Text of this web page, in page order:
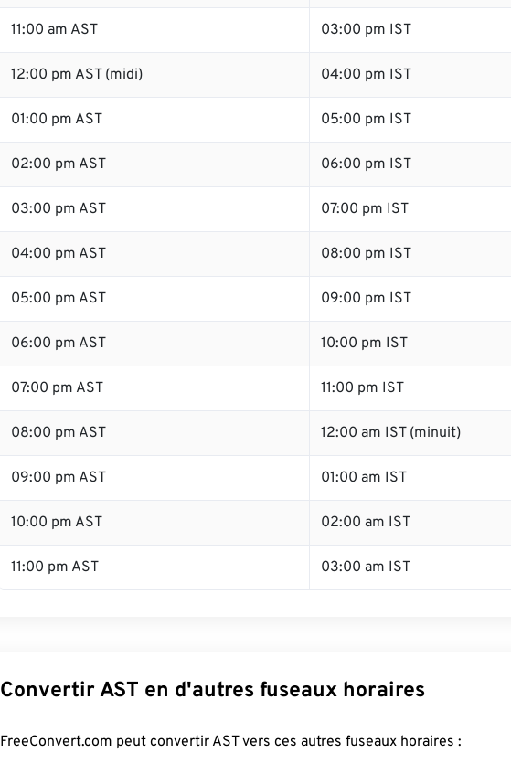
11:00 am AST 03:00 pm IST
12:00 pm AST (midi) 04:00 pm IST
01:00 pm AST 05:00 pm IST
02:00 pm AST 06:00 pm IST
03:00 pm AST 07:00 pm IST
04:00 pm AST 08:00 pm IST
05:00 pm AST 09:00 pm IST
06:00 pm AST 10:00 pm IST
07:00 pm AST 11:00 pm IST
08:00 pm AST 12:00 am IST (minuit)
09:00 pm AST 01:00 am IST
10:00 pm AST 02:00 am IST
11:00 pm AST 03:00 am IST
Convertir AST en d'autres fuseaux horaires
FreeConvert.com peut convertir AST vers ces autres fuseaux horaires :